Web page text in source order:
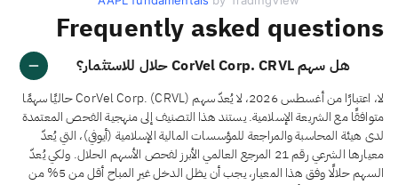
Frequently asked questions
هل سهم CorVel Corp. CRVL حلال للاستثمار؟
لا، اعتبارًا من أغسطس 2026، لا يُعدّ سهم CorVel Corp. (CRVL) حاليًا سهمًا
متوافقًا مع الشريعة الإسلامية. يستند هذا التصنيف إلى منهجية الفحص المعتمدة
لدى هيئة المحاسبة والمراجعة للمؤسسات المالية الإسلامية (أيوفي)، التي يُعدّ
معيارها الشرعي رقم 21 المرجع العالمي الأبرز لفحص الأسهم الحلال. ولكي يُعدّ
السهم حلالًا وفق هذا المعيار، يجب أن يظل الدخل غير المباح أقل من 5% من